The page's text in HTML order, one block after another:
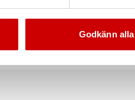
Godkänn alla